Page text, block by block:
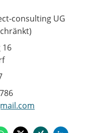
consulting UG
16